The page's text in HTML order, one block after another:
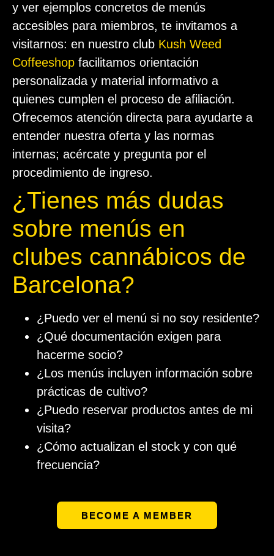
y ver ejemplos concretos de menús
accesibles para miembros, te invitamos a
visitarnos: en nuestro club Kush Weed
Coffeeshop facilitamos orientación
personalizada y material informativo a
quienes cumplen el proceso de afiliación.
Ofrecemos atención directa para ayudarte a
entender nuestra oferta y las normas
internas; acércate y pregunta por el
procedimiento de ingreso.
¿Tienes más dudas
sobre menús en
clubes cannábicos de
Barcelona?
¿Puedo ver el menú si no soy residente?
¿Qué documentación exigen para
hacerme socio?
¿Los menús incluyen información sobre
prácticas de cultivo?
¿Puedo reservar productos antes de mi
visita?
¿Cómo actualizan el stock y con qué
frecuencia?
BECOME A MEMBER